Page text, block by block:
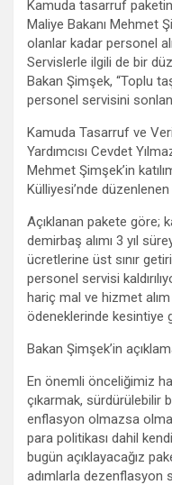
Kamuda tasarruf
Maliye Bakanı Mehmet
olanlar kadar personel
Servislerle ilgili de bir
Bakan Şimşek, “Toplu
personel servisini
Kamuda Tasarruf ve
Yardımcısı Cevdet
Mehmet Şimşek’in
Külliyesi’nde
Açıklanan pakete göre;
demirbaş alımı 3 yıl
ücretlerine üst sınır
personel servisi
hariç mal ve hizmet
ödeneklerinde kesintiye
Bakan Şimşek’in
En önemli önceliğimiz
çıkarmak, sürdürülebilir
enflasyon olmazsa
para politikası dahil
bugün açıklayacağız
adımlarla dezenflasyon